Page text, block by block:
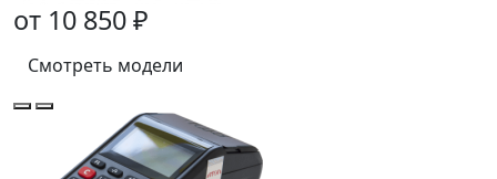
от 10 850 ₽
Смотреть модели